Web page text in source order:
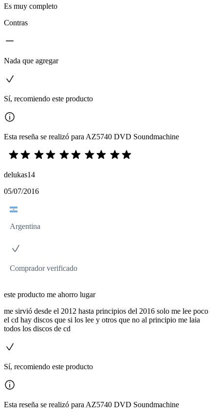
Es muy completo
Contras
Nada que agregar
Sí, recomiendo este producto
Esta reseña se realizó para AZ5740 DVD Soundmachine
delukas14
05/07/2016
Argentina
Comprador verificado
este producto me ahorro lugar
me sirvió desde el 2012 hasta principios del 2016 solo me lee poco
el cd hay discos que si los lee y otros que no al principio me laia
todos los discos de cd
Sí, recomiendo este producto
Esta reseña se realizó para AZ5740 DVD Soundmachine